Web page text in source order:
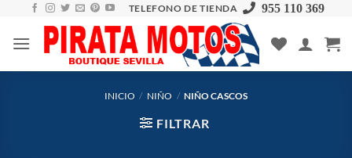
content
TELEFONO DE TIENDA 955 110 369
INICIO / NIÑO / NIÑO CASCOS
FILTRAR